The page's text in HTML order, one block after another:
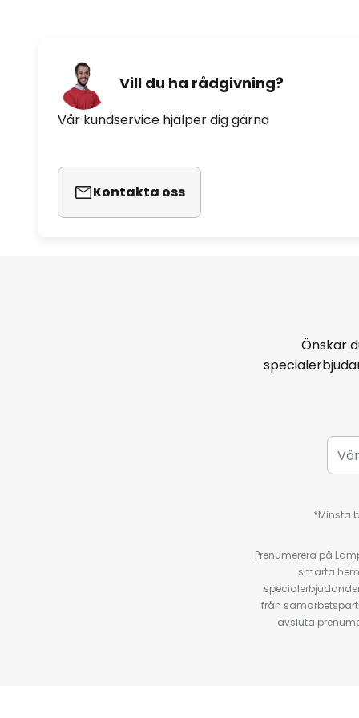
Vill du ha rådgivning?
Vår kundservice hjälper dig gärna
Kontakta oss
Önskar
*Minsta
Prenumerera på
smarta
från
avsluta